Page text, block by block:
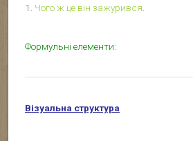
1. Чого ж це він зажурився.
Формульні елементи:
Візуальна структура